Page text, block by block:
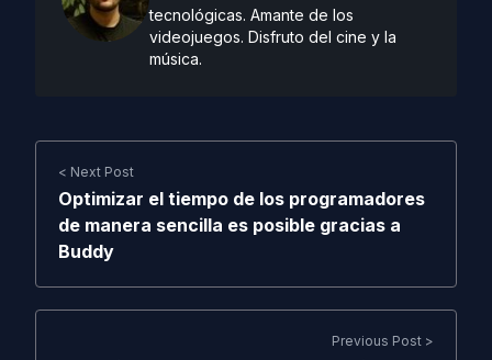
tecnológicas. Amante de los
videojuegos. Disfruto del cine y la
música.
< Next Post
Optimizar el tiempo de los programadores
de manera sencilla es posible gracias a
Buddy
Previous Post >